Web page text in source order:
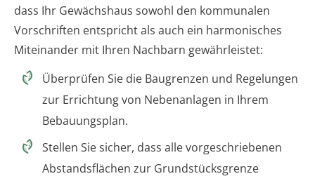
dass Ihr Gewächshaus sowohl den kommunalen
Vorschriften entspricht als auch ein harmonisches
Miteinander mit Ihren Nachbarn gewährleistet:
Überprüfen Sie die Baugrenzen und Regelungen
zur Errichtung von Nebenanlagen in Ihrem
Bebauungsplan.
Stellen Sie sicher, dass alle vorgeschriebenen
Abstandsflächen zur Grundstücksgrenze